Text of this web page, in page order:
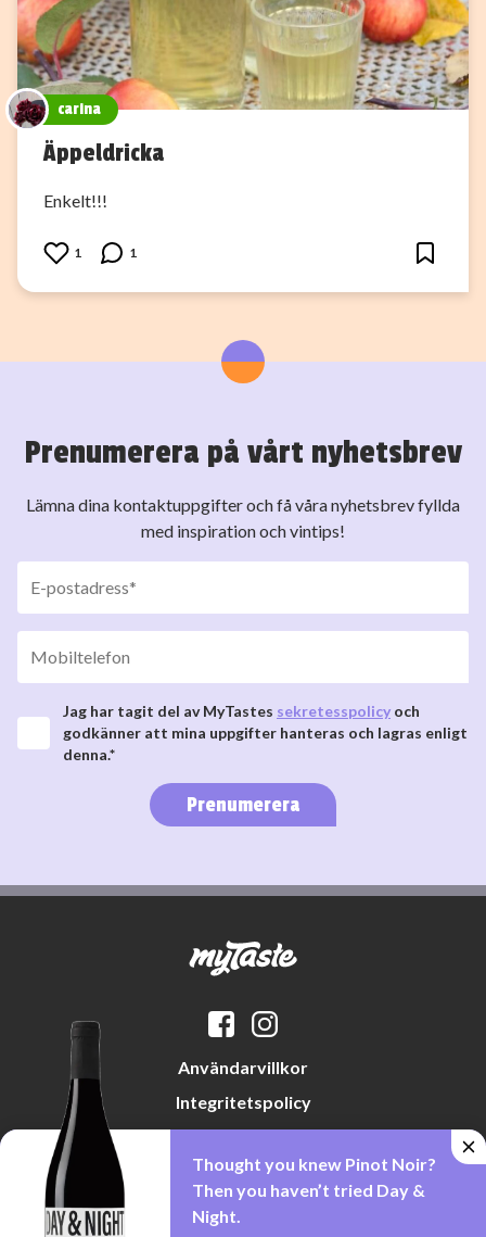
carina
Äppeldricka
Enkelt!!!
1 1
Prenumerera på vårt nyhetsbrev
Lämna dina kontaktuppgifter och få våra nyhetsbrev fyllda
med inspiration och vintips!
Jag har tagit del av MyTastes sekretesspolicy och
godkänner att mina uppgifter hanteras och lagras enligt
denna.*
Prenumerera
Användarvillkor
Integritetspolicy
Cookiepolicy
Thought you knew Pinot Noir?
Then you haven’t tried Day &
Night.